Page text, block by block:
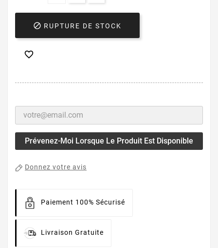
 RUPTURE DE STOCK

Prévenez-Moi Lorsque Le Produit Est Disponible
Donnez votre avis
Paiement 100% Sécurisé
Livraison Gratuite